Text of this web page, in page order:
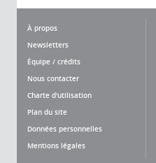
À propos
Newsletters
Équipe / crédits
Nous contacter
Charte d'utilisation
Plan du site
Données personnelles
Mentions légales